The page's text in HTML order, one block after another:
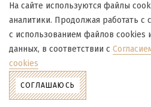
Согласие на обработку
Согласие на обработку файлов
Политика конфиденциальности
Политика в отношении обработки
Создание сайта
На сайте используются файлы
аналитики. Продолжая работать с
с использованием файлов cookies
данных, в соответствии с
cookies
СОГЛАШАЮСЬ